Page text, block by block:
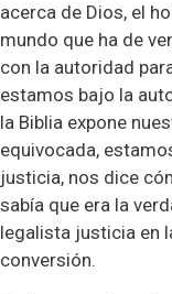
acerca de Dios, el
mundo que ha de
con la autoridad
estamos bajo la
la Biblia expone
equivocada,
justicia, nos dice
sabía que era la
legalista justicia en
conversión.